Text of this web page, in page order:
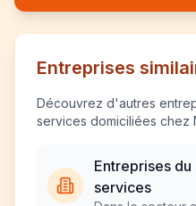
Entreprises
Découvrez d'autres
services domiciliées chez
Entreprises
services